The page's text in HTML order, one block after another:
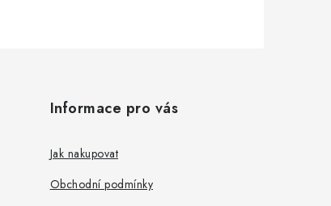
Informace pro vás
Jak nakupovat
Obchodní podmínky